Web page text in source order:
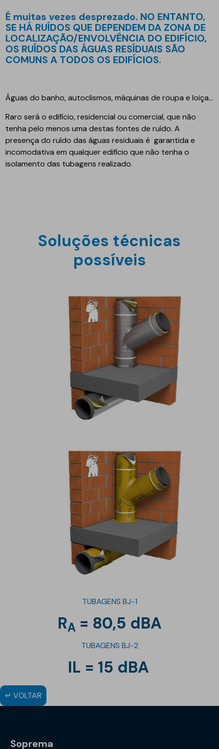
é muitas vezes desprezado. NO ENTANTO,
SE HÁ RUÍDOS QUE DEPENDEM DA ZONA DE
LOCALIZAÇÃO/ENVOLVÊNCIA DO EDIFÍCIO,
OS RUÍDOS DAS ÁGUAS RESÍDUAIS SÃO
COMUNS A TODOS OS EDIFÍCIOS.
Águas do banho, autoclismos, máquinas de roupa e loiça...
Raro será o edifício, residencial ou comercial, que não
tenha pelo menos uma destas fontes de ruído. A
presença do ruído das águas residuais é garantida e
incomodativa em qualquer edifício que não tenha o
isolamento das tubagens realizado.
Soluções técnicas
possíveis
TUBAGENS BJ-1
RA = 80,5 dBA
TUBAGENS BJ-2
IL = 15 dBA
↵ VOLTAR
Soprema